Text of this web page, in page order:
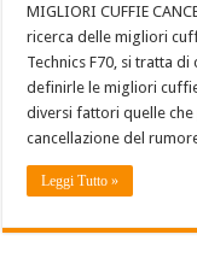
MIGLIORI CUFFIE
ricerca delle migliori
Technics F70, si tratta
definirle le migliori
diversi fattori quelle
cancellazione del
Leggi Tutto »